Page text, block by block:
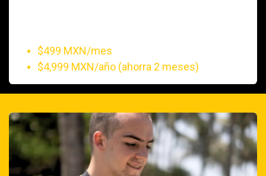
$499 MXN/mes
$4,999 MXN/año (ahorra 2 meses)